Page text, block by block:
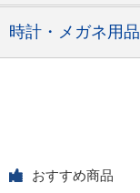
時計・メガネ用品
おすすめ商品